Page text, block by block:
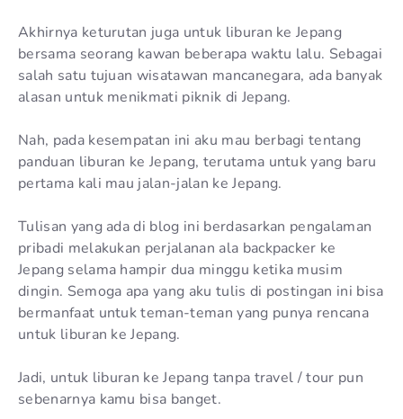
Akhirnya keturutan juga untuk liburan ke Jepang
bersama seorang kawan beberapa waktu lalu. Sebagai
salah satu tujuan wisatawan mancanegara, ada banyak
alasan untuk menikmati piknik di Jepang.
Nah, pada kesempatan ini aku mau berbagi tentang
panduan liburan ke Jepang, terutama untuk yang baru
pertama kali mau jalan-jalan ke Jepang.
Tulisan yang ada di blog ini berdasarkan pengalaman
pribadi melakukan perjalanan ala backpacker ke
Jepang selama hampir dua minggu ketika musim
dingin. Semoga apa yang aku tulis di postingan ini bisa
bermanfaat untuk teman-teman yang punya rencana
untuk liburan ke Jepang.
Jadi, untuk liburan ke Jepang tanpa travel / tour pun
sebenarnya kamu bisa banget.